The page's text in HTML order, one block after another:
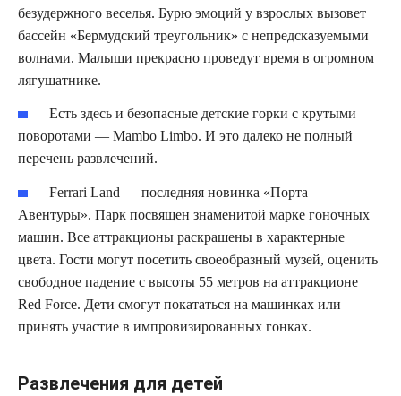
безудержного веселья. Бурю эмоций у взрослых вызовет
бассейн «Бермудский треугольник» с непредсказуемыми
волнами. Малыши прекрасно проведут время в огромном
лягушатнике.
Есть здесь и безопасные детские горки с крутыми
поворотами — Mambo Limbo. И это далеко не полный
перечень развлечений.
Ferrari Land — последняя новинка «Порта
Авентуры». Парк посвящен знаменитой марке гоночных
машин. Все аттракционы раскрашены в характерные
цвета. Гости могут посетить своеобразный музей, оценить
свободное падение с высоты 55 метров на аттракционе
Red Force. Дети смогут покататься на машинках или
принять участие в импровизированных гонках.
Развлечения для детей